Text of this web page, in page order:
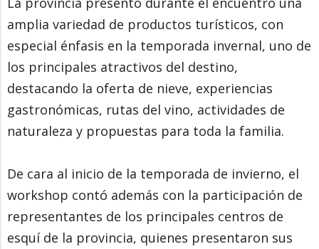
amplia variedad de productos turísticos, con
especial énfasis en la temporada invernal, uno de
los principales atractivos del destino,
destacando la oferta de nieve, experiencias
gastronómicas, rutas del vino, actividades de
naturaleza y propuestas para toda la familia.
De cara al inicio de la temporada de invierno, el
workshop contó además con la participación de
representantes de los principales centros de
esquí de la provincia, quienes presentaron sus